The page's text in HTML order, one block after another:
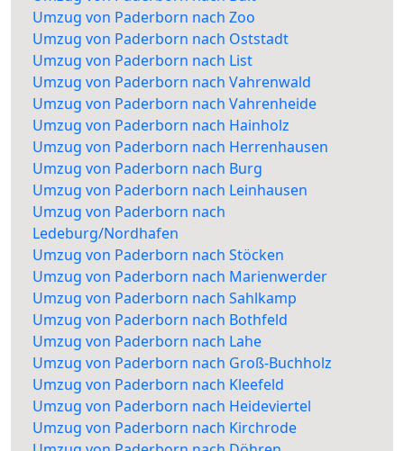
Umzug von Paderborn nach Zoo
Umzug von Paderborn nach Oststadt
Umzug von Paderborn nach List
Umzug von Paderborn nach Vahrenwald
Umzug von Paderborn nach Vahrenheide
Umzug von Paderborn nach Hainholz
Umzug von Paderborn nach Herrenhausen
Umzug von Paderborn nach Burg
Umzug von Paderborn nach Leinhausen
Umzug von Paderborn nach
Ledeburg/Nordhafen
Umzug von Paderborn nach Stöcken
Umzug von Paderborn nach Marienwerder
Umzug von Paderborn nach Sahlkamp
Umzug von Paderborn nach Bothfeld
Umzug von Paderborn nach Lahe
Umzug von Paderborn nach Groß-Buchholz
Umzug von Paderborn nach Kleefeld
Umzug von Paderborn nach Heideviertel
Umzug von Paderborn nach Kirchrode